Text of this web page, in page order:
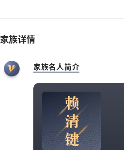
家族详情
家族名人简介
赖
清
键